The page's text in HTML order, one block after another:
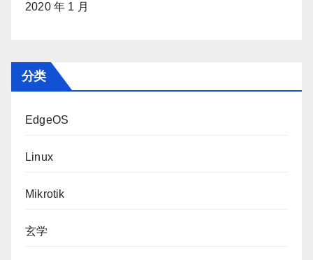
2020 年 1 月
分类
EdgeOS
Linux
Mikrotik
玄学